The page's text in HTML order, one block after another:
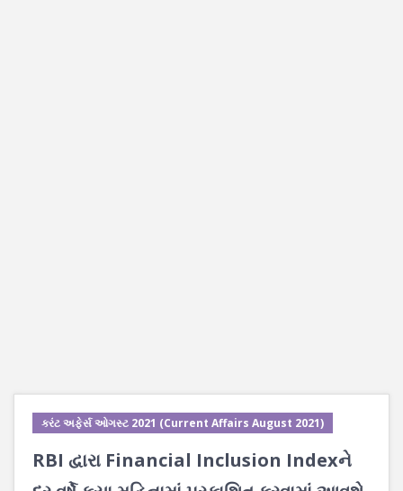
કરંટ અફેર્સ ઓગસ્ટ 2021 (Current Affairs August 2021)
RBI દ્વારા Financial Inclusion Indexને